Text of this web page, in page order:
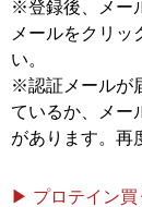
※登録後、メー
メールをクリッ
い。
※認証メールが
ているか、メー
があります。再
▶ プロテイン買